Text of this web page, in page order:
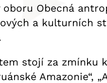
Obecná
a kulturních
stojí za zmínku
Amazonie“,